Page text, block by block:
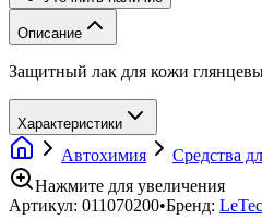
Описание
Защитный лак для кожи
Характеристики
Автохимия Средства
Нажмите для увеличения
Артикул: 011070200•Бренд: